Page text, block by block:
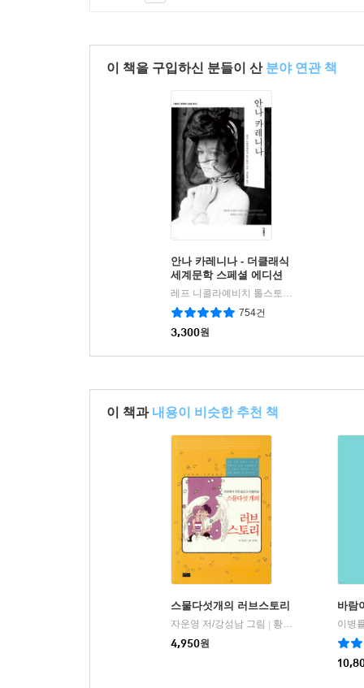
이 책을 구입하신 분들이 산 분야 연관 책
안나 카레니나 - 더클래식
세계문학 스페셜 에디션
레프 니콜라예비치 톨스토이 저/장영재 역
754건
3,300원
이 책과 내용이 비슷한 추천 책
스물다섯개의 러브스토리
자운영 저/강성남 그림
황금물고기
4,950원
바람
이병